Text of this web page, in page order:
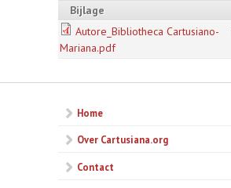
Bijlage
Autore_Bibliotheca Cartusiano-
Mariana.pdf
Home
Over Cartusiana.org
Contact